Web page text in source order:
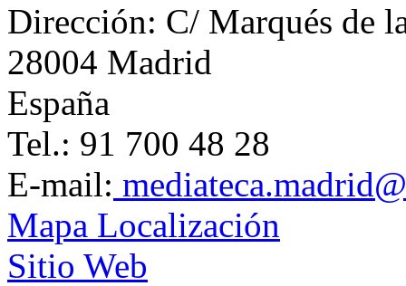
Dirección: C/ Marqués de
28004 Madrid
España
Tel.: 91 700 48 28
E-mail:
Mapa Localización
Sitio Web